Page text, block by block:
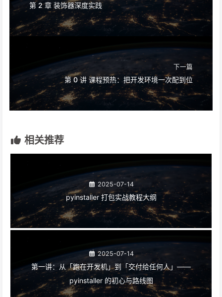
第 2 章 装饰器深度实践
下一篇
第 0 讲 课程预热：把开发环境一次配到位
相关推荐
2025-07-14
pyinstaller 打包实战教程大纲
2025-07-14
第一讲：从「跑在开发机」到「交付给任何人」——
pyinstaller 的初心与路线图